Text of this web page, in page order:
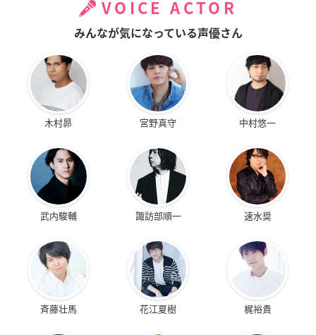
VOICE ACTOR
みんなが気になっている声優さん
木村昴 宮野真守 中村悠一
武内駿輔 諏訪部順一 速水奨
斉藤壮馬 花江夏樹 梶裕貴